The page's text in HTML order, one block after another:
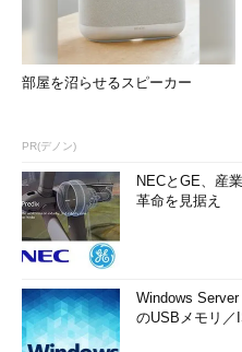
部屋を沼らせるスピーカー
PR(デノン)
NECとGE、産
革命を見据え
Windows
のUSBメモリ／